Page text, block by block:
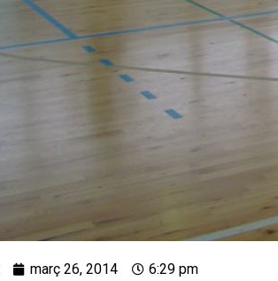
març 26, 2014 6:29 pm